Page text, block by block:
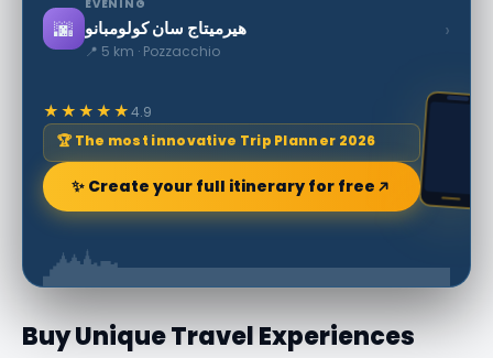
🌆
EVENING
هيرميتاج سان كولومبانو
📍 5 km · Pozzacchio
›
★★★★★4.9
🏆 The most innovative Trip Planner 2026
✨ Create your full itinerary for free
Buy Unique Travel Experiences